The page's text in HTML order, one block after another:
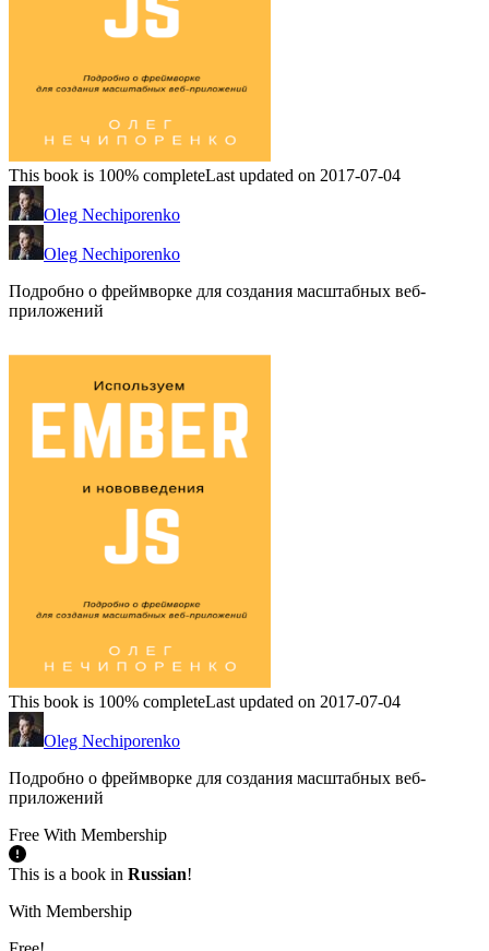
This book is 100% completeLast updated on 2017-07-04
Oleg Nechiporenko
Oleg Nechiporenko
Подробно о фреймворке для создания масштабных веб-
приложений
This book is 100% completeLast updated on 2017-07-04
Oleg Nechiporenko
Подробно о фреймворке для создания масштабных веб-
приложений
Free With Membership
This is a book in Russian!
With Membership